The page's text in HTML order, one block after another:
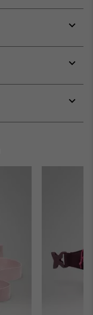
or
or
or